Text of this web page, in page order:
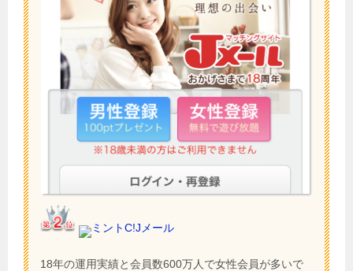
ミントC!Jメール
18年の運用実績と会員数600万人で女性会員が多いで